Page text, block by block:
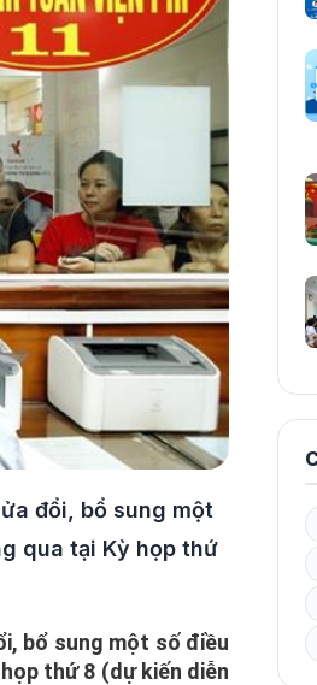
đổi, bổ sung một
qua tại Kỳ họp thứ
bổ sung một số điều
thứ 8 (dự kiến diễn